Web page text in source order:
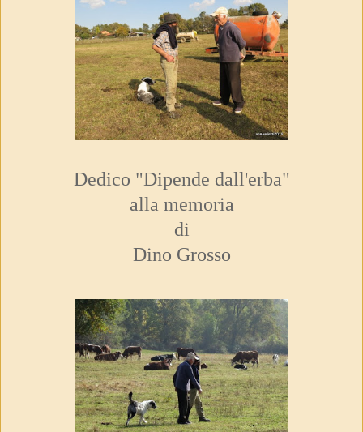
Dedico "Dipende dall'erba"
alla memoria
di
Dino Grosso